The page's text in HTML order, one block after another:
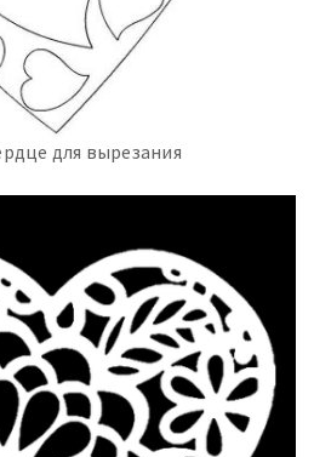
для вырезания